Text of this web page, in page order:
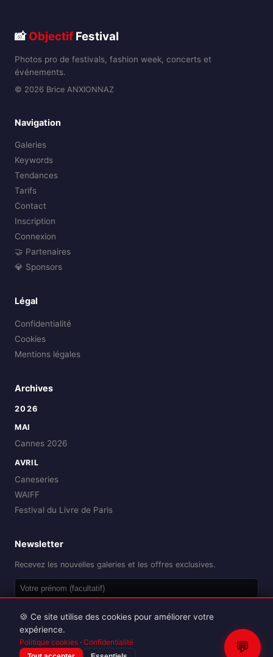
📸Objectif Festival
Photos pro de festivals, fashion week, concerts et
événements.
© 2026 Brice ANXIONNAZ
Navigation
Galeries
Keywords
Tendances
Tarifs
Contact
Inscription
Connexion
🤝 Partenaires
💎 Sponsors
Légal
Confidentialité
Cookies
Mentions légales
Archives
2026
MAI
Cannes 2026
AVRIL
Caneseries
WAIFF
Festival du Livre de Paris
Newsletter
Recevez les nouvelles galeries et les offres exclusives.
💬
🍪 Ce site utilise des cookies pour améliorer votre
expérience.
Politique cookies · Confidentialité